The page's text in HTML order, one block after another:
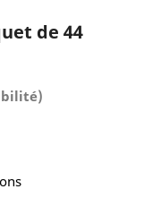
de 44